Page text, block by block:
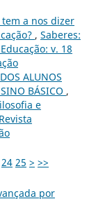
a nos dizer
, Saberes:
v. 18
ALUNOS
BÁSICO ,
e
24 25 > >>
por